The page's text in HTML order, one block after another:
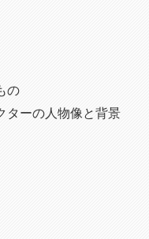
の
ターの人物像と背景